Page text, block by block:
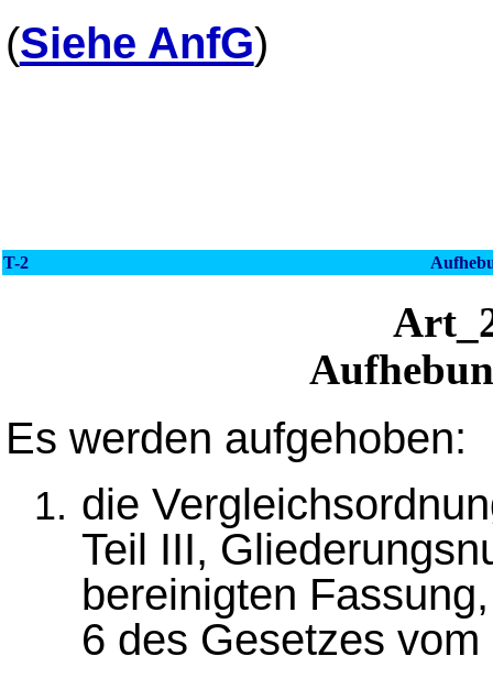
(Siehe AnfG)
T-2
Es werden aufgehoben:
die
Teil III,
bereinigten
6 des Gesetzes